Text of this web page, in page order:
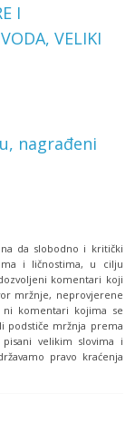
I
VELIKI
nagrađeni
da slobodno i kritički
i ličnostima, u cilju
komentari koji
mržnje, neprovjerene
ni komentari kojima se
podstiče mržnja prema
velikim slovima i
pravo kraćenja